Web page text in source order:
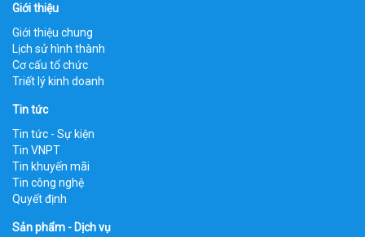
Giới thiệu
Giới thiệu chung
Lịch sử hình thành
Cơ cấu tổ chức
Triết lý kinh doanh
Tin tức
Tin tức - Sự kiện
Tin VNPT
Tin khuyến mãi
Tin công nghệ
Quyết định
Sản phẩm - Dịch vụ